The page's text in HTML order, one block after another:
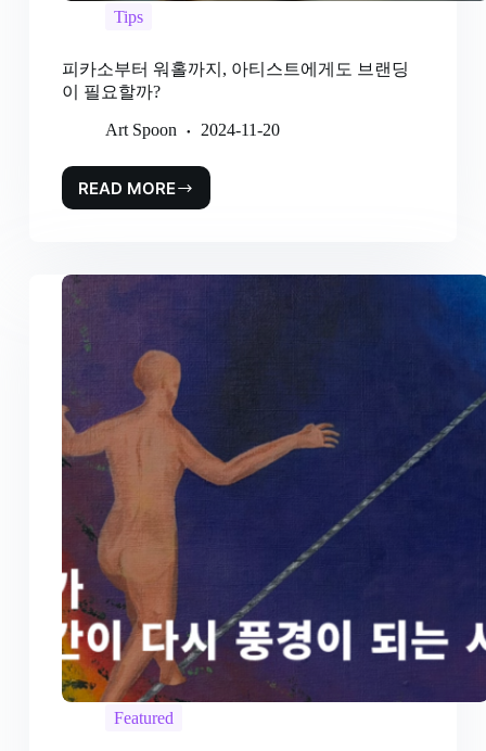
Tips
피카소부터 워홀까지, 아티스트에게도 브랜딩
이 필요할까?
Art Spoon 2024-11-20
READ MORE
Featured